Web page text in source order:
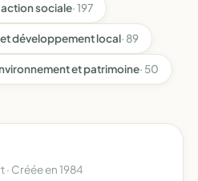
sociale· 197
développement local· 89
et patrimoine· 50
Créée en 1984